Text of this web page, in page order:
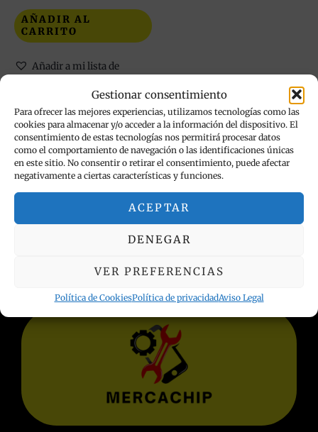
Gestionar consentimiento
Para ofrecer las mejores experiencias, utilizamos tecnologías como las
cookies para almacenar y/o acceder a la información del dispositivo. El
consentimiento de estas tecnologías nos permitirá procesar datos
como el comportamiento de navegación o las identificaciones únicas
en este sitio. No consentir o retirar el consentimiento, puede afectar
negativamente a ciertas características y funciones.
ACEPTAR
DENEGAR
VER PREFERENCIAS
Política de CookiesPolítica de privacidadAviso Legal
AÑADIR AL
CARRITO
Añadir a mi lista de
INFORMACIÓN LEGAL
Política de Cookies